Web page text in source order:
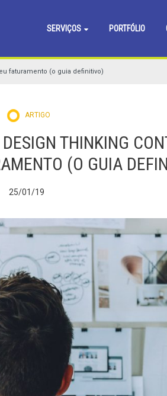
SERVIÇOS PORTFÓLIO
faturamento (o guia definitivo)
ARTIGO
THINKING
(O GUIA
25/01/19